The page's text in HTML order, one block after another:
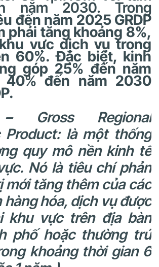
năm 2030. Trong
đến năm 2025 GRDP
phải tăng khoảng 8%,
vực dịch vụ trong
60%. Đặc biệt, kinh
góp 25% đến năm
40% đến năm 2030
– Gross Regional
Product: là một thống
quy mô nền kinh tế
Nó là tiêu chí phản
mới tăng thêm của các
hàng hóa, dịch vụ được
khu vực trên địa bàn
phố hoặc thường trú
khoảng thời gian 6